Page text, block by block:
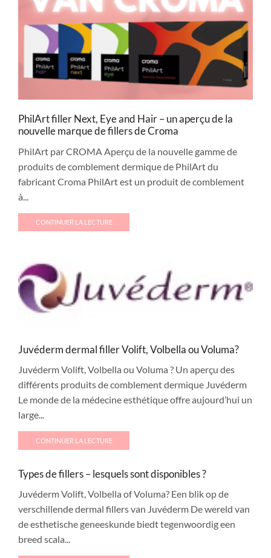
PhilArt filler Next, Eye and Hair – un aperçu de la
nouvelle marque de fillers de Croma
PhilArt par CROMA Aperçu de la nouvelle gamme de
produits de comblement dermique de PhilArt du
fabricant Croma PhilArt est un produit de comblement
à...
CONTINUER LA LECTURE
Juvéderm dermal filler Volift, Volbella ou Voluma?
Juvéderm Volift, Volbella ou Voluma ? Un aperçu des
différents produits de comblement dermique Juvéderm
Le monde de la médecine esthétique offre aujourd’hui un
large...
CONTINUER LA LECTURE
Types de fillers – lesquels sont disponibles ?
Juvéderm Volift, Volbella of Voluma? Een blik op de
verschillende dermal fillers van Juvéderm De wereld van
de esthetische geneeskunde biedt tegenwoordig een
breed scala...